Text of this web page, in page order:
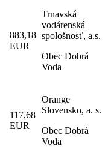
883,18
EUR
Trnavská
vodárenská
spološnosť, a.s.
Obec Dobrá
Voda
117,68
EUR
Orange
Slovensko, a. s.
Obec Dobrá
Voda